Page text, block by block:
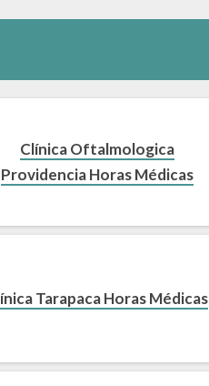
Clínica Oftalmologica
Providencia Horas Médicas
Tarapaca Horas Médicas